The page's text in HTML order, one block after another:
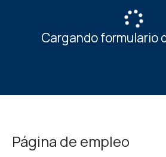
Cargando formulario
Página de empleo